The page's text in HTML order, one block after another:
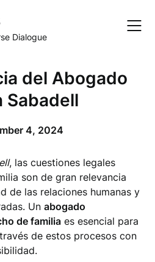
Dialogue
del Abogado
Sabadell
4, 2024
, las cuestiones legales
son de gran relevancia
de las relaciones humanas y
Unabogado
de familia es esencial para
de estos procesos con